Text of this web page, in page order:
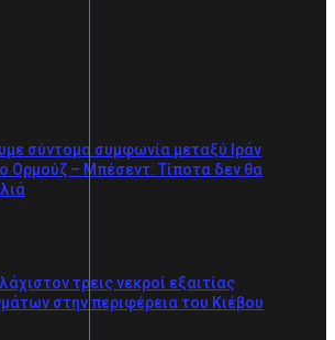
σύντομα συμφωνία μεταξύ Ιράν
Ορμούζ – Μπέσεντ: Τίποτα δεν θα
τρεις νεκροί εξαιτίας
στην περιφέρεια του Κιέβου